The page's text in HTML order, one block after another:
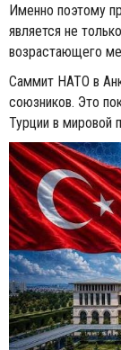
Именно поэтому
является не
возрастающего
Саммит НАТО в
союзников. Это
Турции в мировой